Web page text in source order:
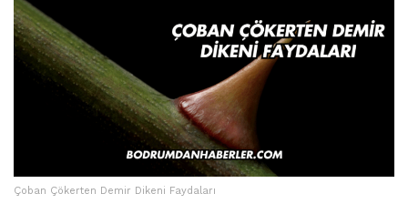
Çoban Çökerten Demir Dikeni Faydaları